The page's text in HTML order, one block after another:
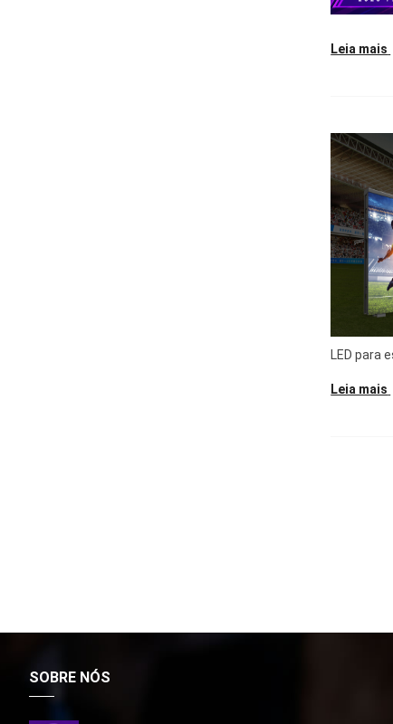
Leia mais
LED para
Leia mais
SOBRE NÓS